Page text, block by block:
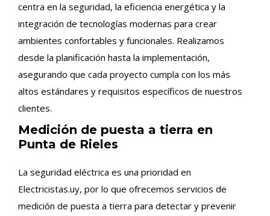
centra en la seguridad, la eficiencia energética y la
integración de tecnologías modernas para crear
ambientes confortables y funcionales. Realizamos
desde la planificación hasta la implementación,
asegurando que cada proyecto cumpla con los más
altos estándares y requisitos específicos de nuestros
clientes.
Medición de puesta a tierra en
Punta de Rieles
La seguridad eléctrica es una prioridad en
Electricistas.uy, por lo que ofrecemos servicios de
medición de puesta a tierra para detectar y prevenir